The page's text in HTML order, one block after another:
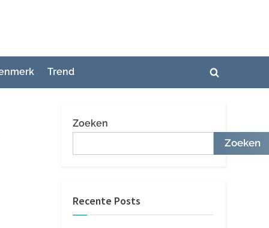
Trend
Toggle
Zoeken
Zoeken
Recente Posts